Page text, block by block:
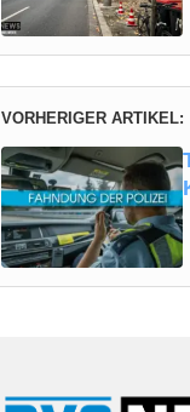
VORHERIGER ARTIKEL: